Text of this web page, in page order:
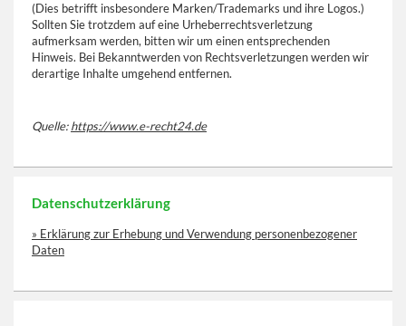
(Dies betrifft insbesondere Marken/Trademarks und ihre Logos.)
Sollten Sie trotzdem auf eine Urheberrechtsverletzung
aufmerksam werden, bitten wir um einen entsprechenden
Hinweis. Bei Bekanntwerden von Rechtsverletzungen werden wir
derartige Inhalte umgehend entfernen.
Quelle:https://www.e-recht24.de
Datenschutzerklärung
» Erklärung zur Erhebung und Verwendung personenbezogener
Daten